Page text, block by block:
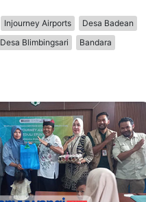
Injourney Airports
Desa Badean
Desa Blimbingsari
Bandara